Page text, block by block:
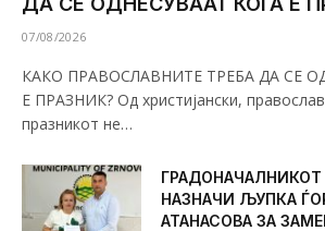
07/08/2026
КАКО ПРАВОСЛАВНИТЕ ТРЕБА ДА СЕ
Е ПРАЗНИК? Од христијански,
празникот не…
НАЗНАЧИ ЉУПКА
АТАНАСОВА ЗА